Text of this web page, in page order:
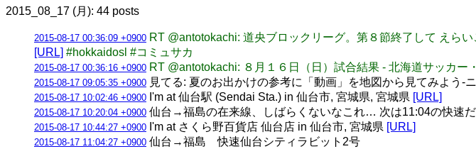
2015_08_17 (月): 44 posts
2015-08-17 00:36:09 +0900 RT @antotokachi: 道央ブロックリーグ。第８節終了して えら
[URL] #hokkaidosl #コミュサカ
2015-08-17 00:36:16 +0900 RT @antotokachi: ８月１６日（日）試合結果 - 北海道サッカー
2015-08-17 09:05:35 +0900 見てる: 夏のお出かけの参考に「動画」を地図から見てみよう‐
2015-08-17 10:02:46 +0900 I'm at 仙台駅 (Sendai Sta.) in 仙台市, 宮城県, 宮城県 [URL]
2015-08-17 10:20:04 +0900 仙台→福島の在来線、しばらくないなこれ… 次は11:04の快速だ
2015-08-17 10:44:27 +0900 I'm at さくら野百貨店 仙台店 in 仙台市, 宮城県 [URL]
2015-08-17 11:04:27 +0900 仙台→福島 快速仙台シティラビット2号